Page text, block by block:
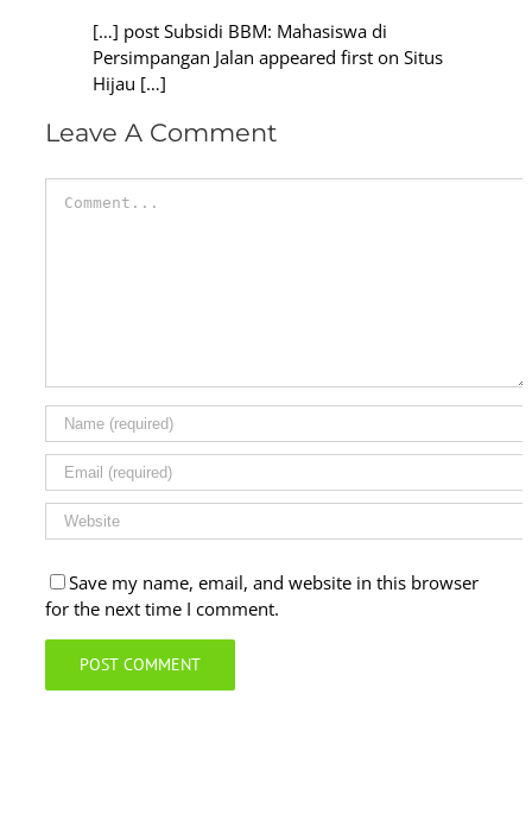
[…] post Subsidi BBM: Mahasiswa di
Persimpangan Jalan appeared first on Situs
Hijau […]
Leave A Comment
Save my name, email, and website in this browser
for the next time I comment.